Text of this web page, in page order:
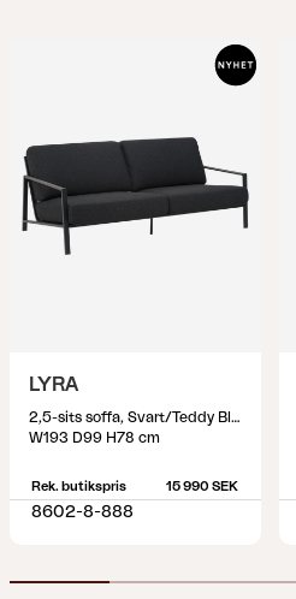
LYRA
2,5-sits soffa, Svart/Teddy Black
W193 D99 H78 cm
Rek. butikspris 15 990 SEK
8602-8-888